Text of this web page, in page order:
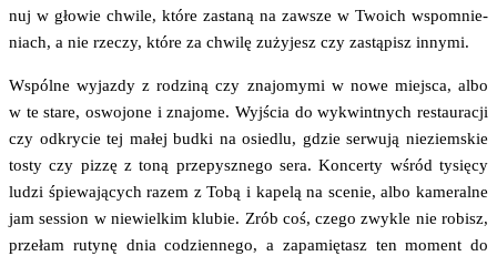
nuj w gło­wie chwi­le, któ­re zasta­ną na zawsze w Two­ich wspo­mnie­
niach, a nie rze­czy, któ­re za chwi­lę zuży­jesz czy zastą­pisz innymi.
Wspól­ne wyjaz­dy z rodzi­ną czy zna­jo­my­mi w nowe miej­sca, albo
w te sta­re, oswo­jo­ne i zna­jo­me. Wyj­ścia do wykwint­nych restau­ra­cji
czy odkry­cie tej małej bud­ki na osie­dlu, gdzie ser­wu­ją nie­ziem­skie
tosty czy piz­zę z toną prze­pysz­ne­go sera. Kon­cer­ty wśród tysię­cy
ludzi śpie­wa­ją­cych razem z Tobą i kape­lą na sce­nie, albo kame­ral­ne
jam ses­sion w nie­wiel­kim klu­bie. Zrób coś, cze­go zwy­kle nie robisz,
prze­łam ruty­nę dnia codzien­ne­go, a zapa­mię­tasz ten moment do